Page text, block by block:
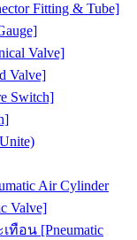
Fitting & Tube]
Valve]
Valve]
Switch]
Air Cylinder
Valve]
อน [Pneumatic